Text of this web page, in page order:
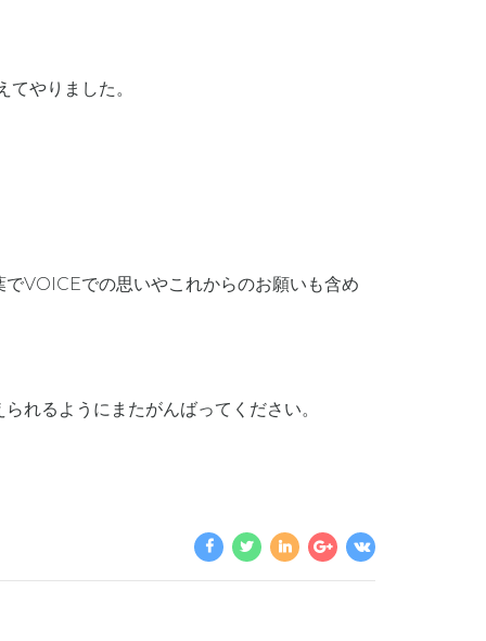
やりました。
VOICEでの思いやこれからのお願いも含め
れるようにまたがんばってください。